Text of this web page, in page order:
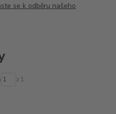
se k odběru našeho
z 1